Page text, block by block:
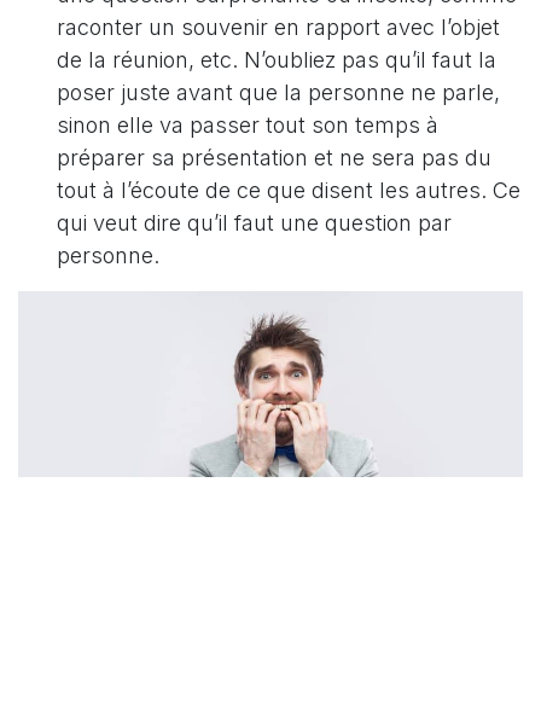
raconter un souvenir en rapport avec l’objet
de la réunion, etc. N’oubliez pas qu’il faut la
poser juste avant que la personne ne parle,
sinon elle va passer tout son temps à
préparer sa présentation et ne sera pas du
tout à l’écoute de ce que disent les autres. Ce
qui veut dire qu’il faut une question par
personne.